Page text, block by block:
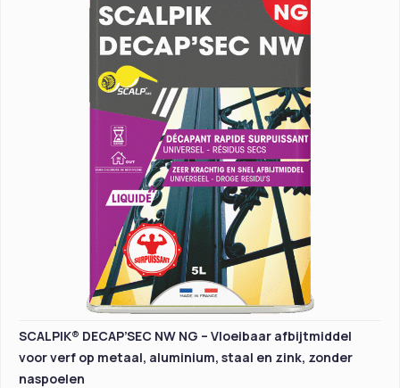
SCALPIK® DECAP’SEC NW NG – Vloeibaar afbijtmiddel
voor verf op metaal, aluminium, staal en zink, zonder
naspoelen